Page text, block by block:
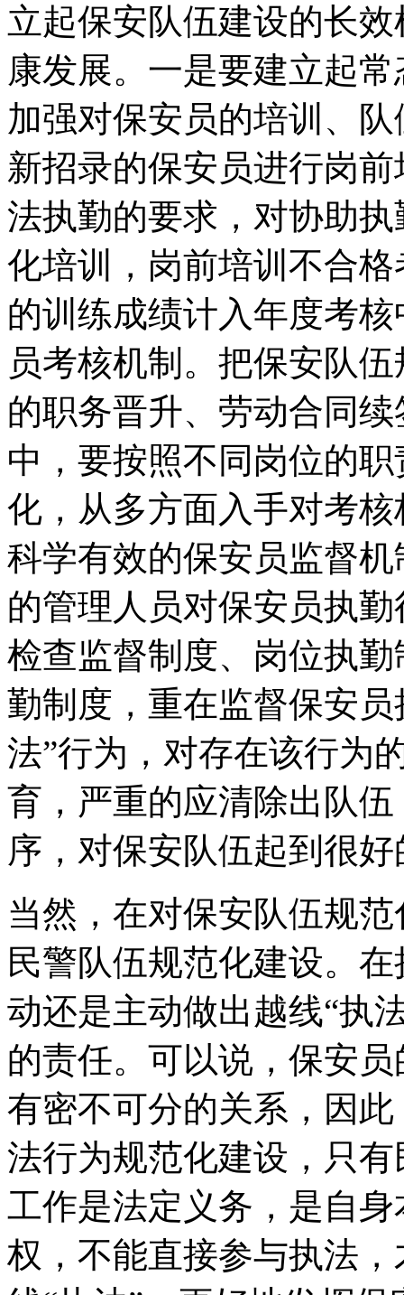
立起保安队伍建设的长
康发展。一是要建立起
加强对保安员的培训、
新招录的保安员进行岗
法执勤的要求，对协助
化培训，岗前培训不合
的训练成绩计入年度考
员考核机制。把保安队
的职务晋升、劳动合同
中，要按照不同岗位的
化，从多方面入手对考
科学有效的保安员监督
的管理人员对保安员执
检查监督制度、岗位执
勤制度，重在监督保安
法”行为，对存在该行为
育，严重的应清除出队
序，对保安队伍起到很
当然，在对保安队伍规
民警队伍规范化建设。
动还是主动做出越线“执
的责任。可以说，保安
有密不可分的关系，因
法行为规范化建设，只
工作是法定义务，是自
权，不能直接参与执法